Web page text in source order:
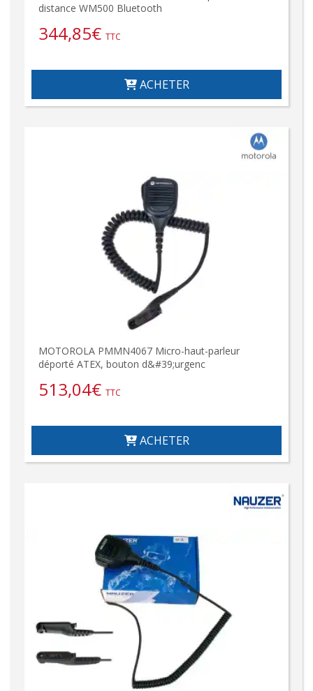
distance WM500 Bluetooth
344,85€ TTC
ACHETER
MOTOROLA PMMN4067 Micro-haut-parleur
déporté ATEX, bouton d&#39;urgenc
513,04€ TTC
ACHETER